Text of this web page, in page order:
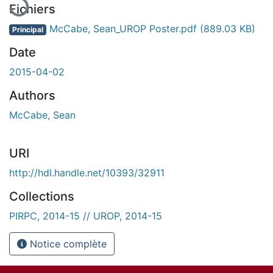
Fichiers
Principal McCabe, Sean_UROP Poster.pdf (889.03 KB)
Date
2015-04-02
Authors
McCabe, Sean
URI
http://hdl.handle.net/10393/32911
Collections
PIRPC, 2014-15 // UROP, 2014-15
Notice complète